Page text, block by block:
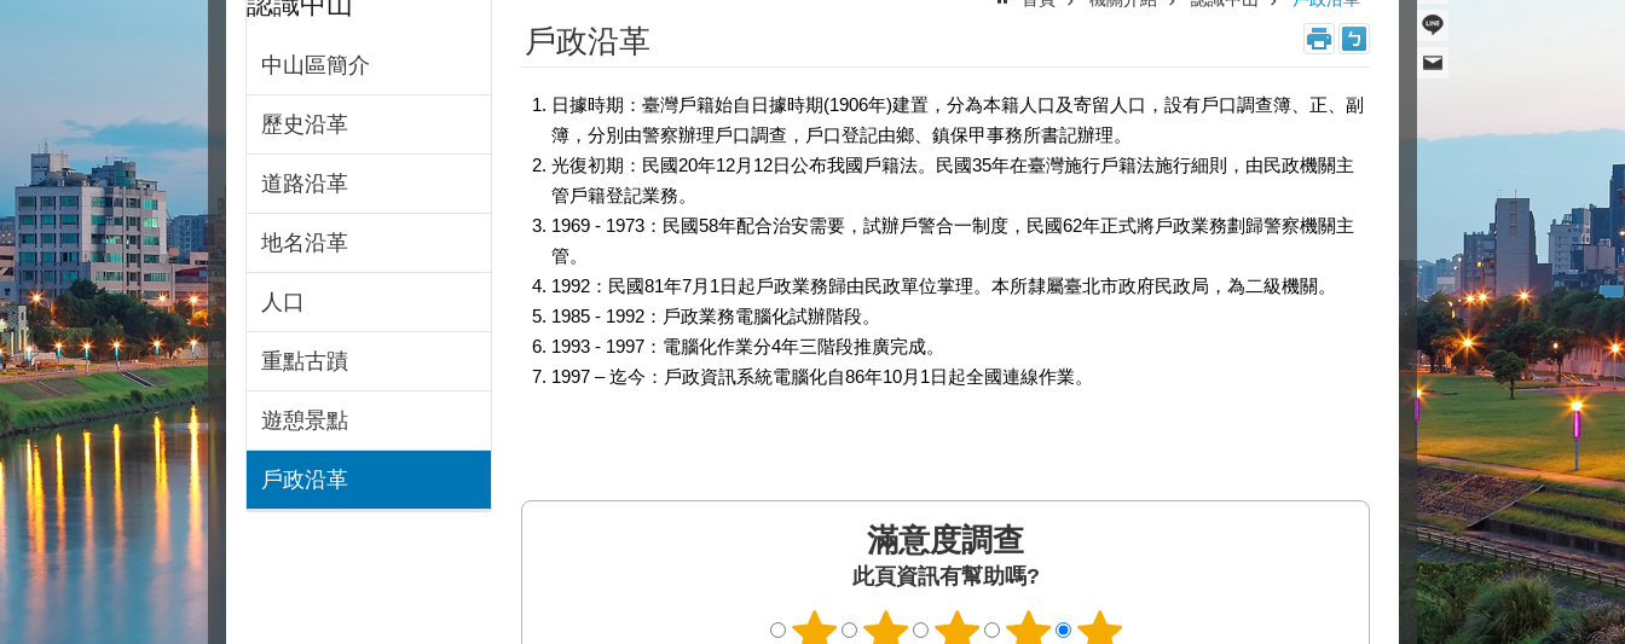
中山區簡介
歷史沿革
道路沿革
地名沿革
人口
重點古蹟
遊憩景點
戶政沿革
戶政沿革
日據時期：臺灣戶籍始自日據時期(1906年)建置，分為本籍人口及寄留人口，設有戶口調查簿、正、副
簿，分別由警察辦理戶口調查，戶口登記由鄉、鎮保甲事務所書記辦理。
光復初期：民國20年12月12日公布我國戶籍法。民國35年在臺灣施行戶籍法施行細則，由民政機關主
管戶籍登記業務。
1969 - 1973：民國58年配合治安需要，試辦戶警合一制度，民國62年正式將戶政業務劃歸警察機關主
管。
1992：民國81年7月1日起戶政業務歸由民政單位掌理。本所隸屬臺北市政府民政局，為二級機關。
1985 - 1992：戶政業務電腦化試辦階段。
1993 - 1997：電腦化作業分4年三階段推廣完成。
1997 – 迄今：戶政資訊系統電腦化自86年10月1日起全國連線作業。
滿意度調查
此頁資訊有幫助嗎?